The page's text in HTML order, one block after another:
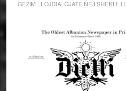
GEZIM LLOJDIA, GJATE NEJ SHEKULLI,